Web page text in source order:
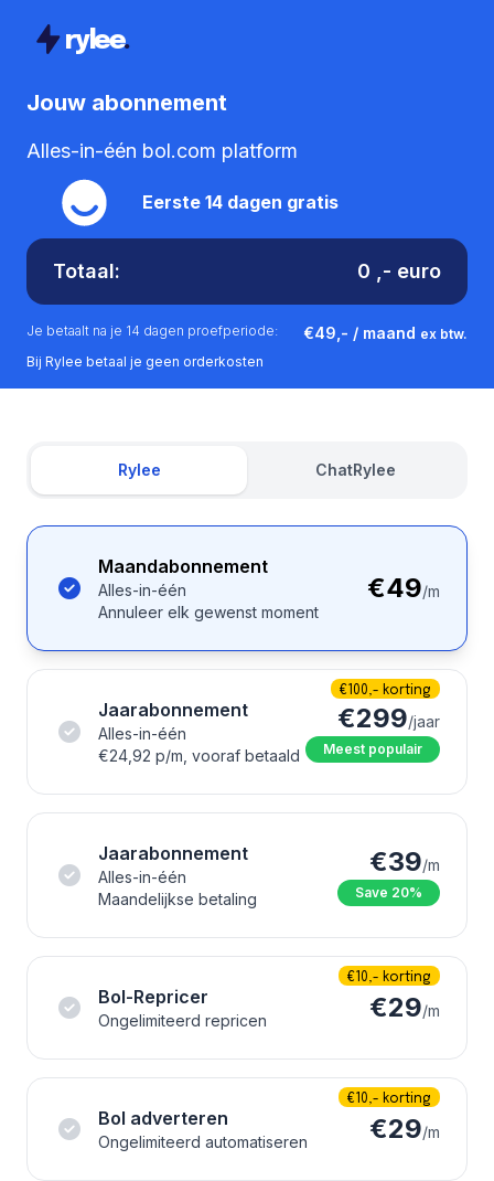
rylee.
Jouw abonnement
Alles-in-één bol.com platform
Eerste 14 dagen gratis
Totaal: 0 ,- euro
Je betaalt na je 14 dagen proefperiode: €49,- / maand ex btw.
Bij Rylee betaal je geen orderkosten
Rylee ChatRylee
Maandabonnement
Alles-in-één
Annuleer elk gewenst moment
€49/m
€100,- korting
Jaarabonnement
Alles-in-één
€24,92 p/m, vooraf betaald
€299/jaar
Meest populair
Jaarabonnement
Alles-in-één
Maandelijkse betaling
€39/m
Save 20%
€10,- korting
Bol-Repricer
Ongelimiteerd repricen €29/m
€10,- korting
Bol adverteren
Ongelimiteerd automatiseren €29/m